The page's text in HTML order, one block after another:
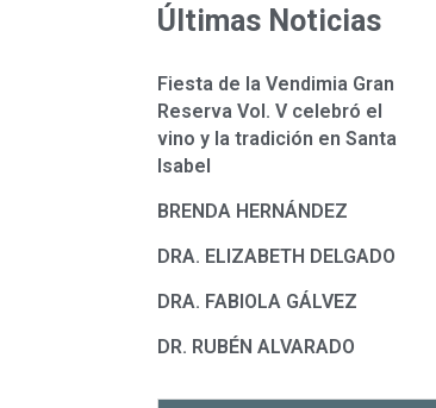
Últimas Noticias
Fiesta de la Vendimia Gran
Reserva Vol. V celebró el
vino y la tradición en Santa
Isabel
BRENDA HERNÁNDEZ
DRA. ELIZABETH DELGADO
DRA. FABIOLA GÁLVEZ
DR. RUBÉN ALVARADO